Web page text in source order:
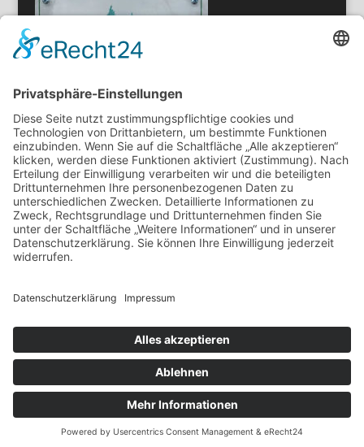
Impressum
Datenschutz
Buchungsbedingungen
Sitemap
Zahlungsarten
EN
© Heide-Camp Schlaitz ≡Webdesign & SEO
schneider.media